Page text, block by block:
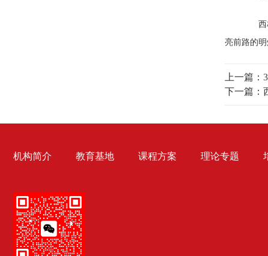
西柏
亮前路的
上一篇：
下一篇：
机构简介 教育基地 课程方案 理论专题